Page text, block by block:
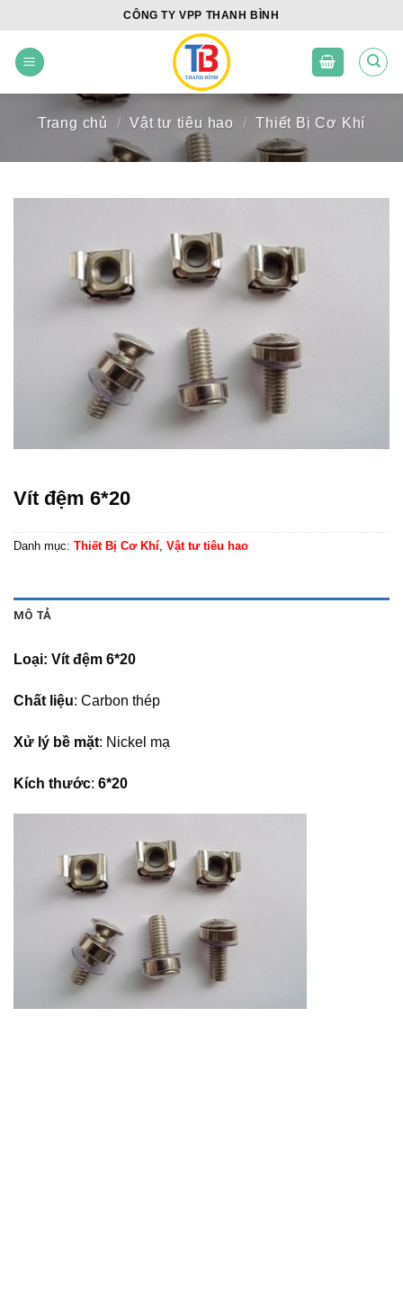
content
CÔNG TY VPP THANH BÌNH
Trang chủ / Vật tư tiêu hao / Thiết Bị Cơ Khí
Vít đệm 6*20
Danh mục: Thiết Bị Cơ Khí Vật tư tiêu hao
MÔ TẢ
Loại: Vít đệm 6*20
Chất liệu: Carbon thép
Xử lý bề mặt: Nickel mạ
Kích thước: 6*20